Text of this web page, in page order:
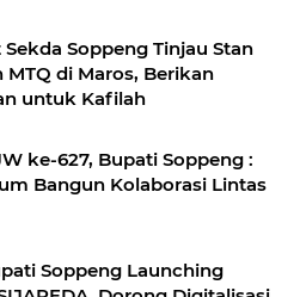
Soppeng Tinjau Stan
MTQ di Maros, Berikan
untuk Kafilah
ke-627, Bupati Soppeng :
Bangun Kolaborasi Lintas
Soppeng Launching